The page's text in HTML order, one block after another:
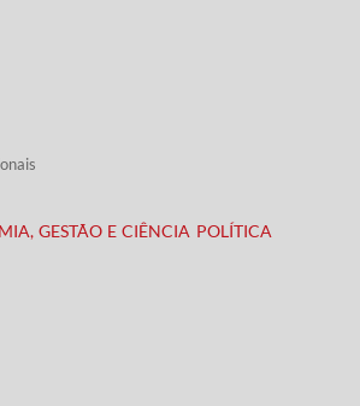
GESTÃO E CIÊNCIA POLÍTICA